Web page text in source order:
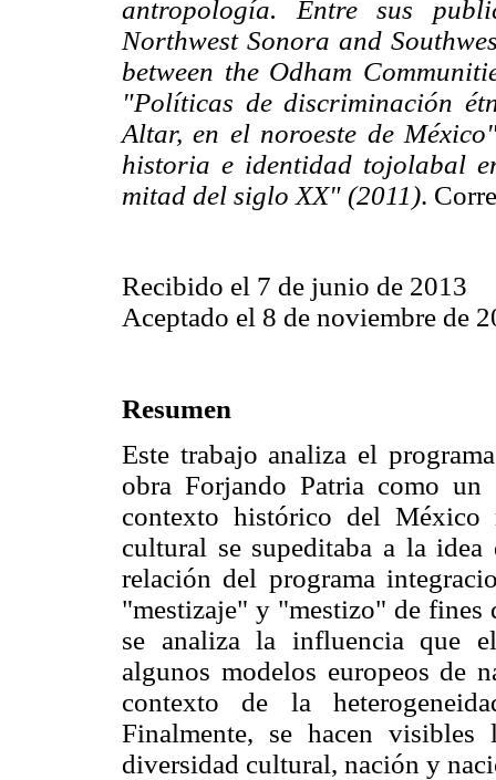
antropología. Entre sus
Northwest Sonora and
between the Odham
"Políticas de discriminación
Altar, en el noroeste de
historia e identidad tojolabal
mitad del siglo XX" (2011).
Recibido el 7 de junio de 2013
Aceptado el 8 de noviembre de
Resumen
Este trabajo analiza el
obra Forjando Patria como
contexto histórico del
cultural se supeditaba a la
relación del programa
"mestizaje" y "mestizo" de
se analiza la influencia que
algunos modelos europeos de
contexto de la
Finalmente, se hacen
diversidad cultural, nación y